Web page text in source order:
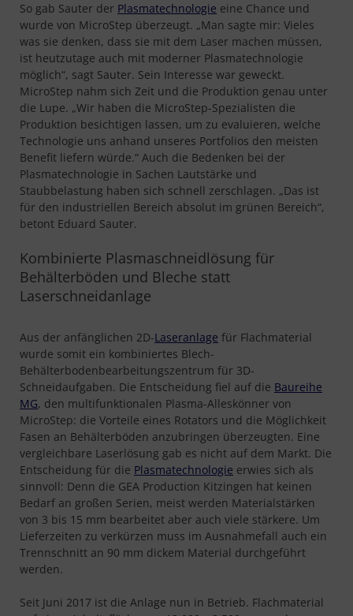
So gab Sauter der Plasmatechnologie eine Chance und
wurde von MicroStep überzeugt. „Man sagte mir: Vieles
was sie denken, dass sie mit dem Laser machen müssen,
ist heutzutage auch mit moderner Plasmatechnologie
möglich“, sagt Sauter. Sein Interesse war geweckt.
MicroStep nahm sich Zeit und die Produktion genau unter
die Lupe. „Wir haben die MicroStep-Spezialisten die
Produktion besichtigen lassen, um zu evaluieren, welche
Technologie uns anhand unseres Portfolios den meisten
Benefit liefern würde.“ Auch die Bedenken bei der
Plasmatechnologie in Sachen Lautstärke und
Staubbelastung haben sich schnell zerschlagen. „Das ist
für den industriellen Bereich absolut im grünen Bereich“,
betont Eduard Sauter.
Kombinierte Plasmaschneidlösung für
Behälterböden und Bleche statt
Laserschneidanlage
Aus der anfänglichen 2D-Laseranlage für Flachmaterial
wurde somit ein kombiniertes Blech-
Behälterbodenbearbeitungszentrum für 3D-
Schneidaufgaben. Die Entscheidung fiel auf die Baureihe
MG, den multifunktionalen Plasma-Alleskönner von
MicroStep: die Vorteile eines Rotators und die Möglichkeit
Fasen an Behälterböden anzubringen überzeugten. Eine
vergleichbare Laserlösung gab es nicht auf dem Markt. Die
Entscheidung für die Plasmatechnologie erwies sich als
sinnvoll: Denn die GEA Production Kitzingen hat keinen
Bedarf an großen Serien, meist werden Materialstärken
von 3 bis 15 mm bearbeitet aber auch viele stärkere. Um
Lieferzeiten zu verkürzen muss im Ausnahmefall auch ein
Trennschnitt an 90 mm dickem Material durchgeführt
werden.
Seit Juni 2017 ist die Anlage nun in Betrieb. Flachmaterial